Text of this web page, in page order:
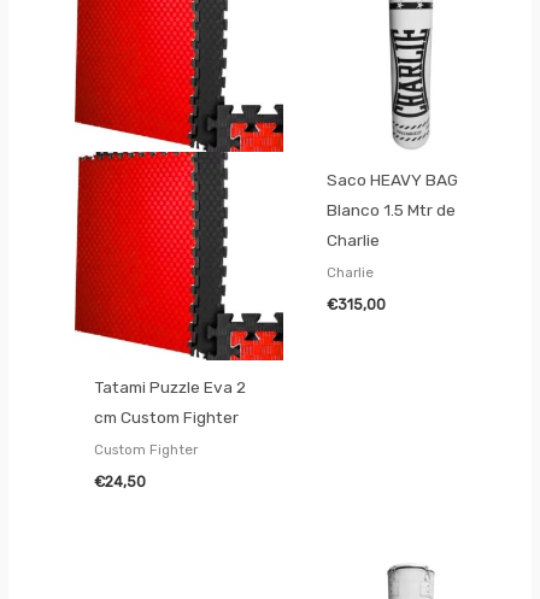
Tatami Puzzle Eva 2
cm Custom Fighter
Custom Fighter
€24,50
Saco HEAVY BAG
Blanco 1.5 Mtr de
Charlie
Charlie
€315,00